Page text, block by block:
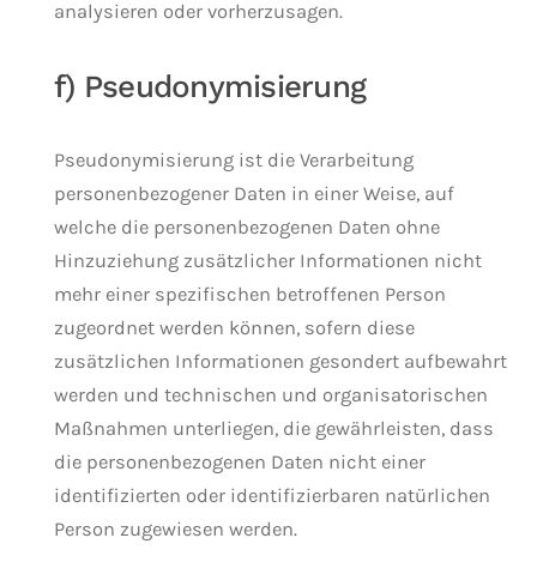
analysieren oder vorherzusagen.
f) Pseudonymisierung
Pseudonymisierung ist die Verarbeitung
personenbezogener Daten in einer Weise, auf
welche die personenbezogenen Daten ohne
Hinzuziehung zusätzlicher Informationen nicht
mehr einer spezifischen betroffenen Person
zugeordnet werden können, sofern diese
zusätzlichen Informationen gesondert aufbewahrt
werden und technischen und organisatorischen
Maßnahmen unterliegen, die gewährleisten, dass
die personenbezogenen Daten nicht einer
identifizierten oder identifizierbaren natürlichen
Person zugewiesen werden.